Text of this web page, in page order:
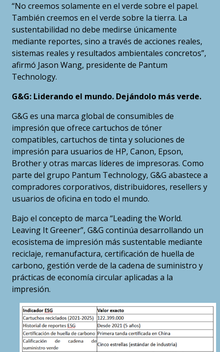
“No creemos solamente en el verde sobre el papel.
También creemos en el verde sobre la tierra. La
sustentabilidad no debe medirse únicamente
mediante reportes, sino a través de acciones reales,
sistemas reales y resultados ambientales concretos”,
afirmó Jason Wang, presidente de Pantum
Technology.
G&G: Liderando el mundo. Dejándolo más verde.
G&G es una marca global de consumibles de
impresión que ofrece cartuchos de tóner
compatibles, cartuchos de tinta y soluciones de
impresión para usuarios de HP, Canon, Epson,
Brother y otras marcas líderes de impresoras. Como
parte del grupo Pantum Technology, G&G abastece a
compradores corporativos, distribuidores, resellers y
usuarios de oficina en todo el mundo.
Bajo el concepto de marca “Leading the World.
Leaving It Greener”, G&G continúa desarrollando un
ecosistema de impresión más sustentable mediante
reciclaje, remanufactura, certificación de huella de
carbono, gestión verde de la cadena de suministro y
prácticas de economía circular aplicadas a la
impresión.